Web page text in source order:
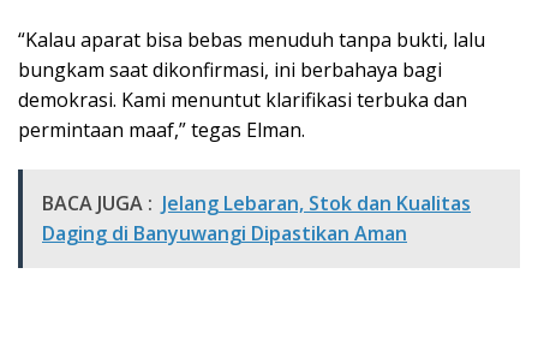
“Kalau aparat bisa bebas menuduh tanpa bukti, lalu
bungkam saat dikonfirmasi, ini berbahaya bagi
demokrasi. Kami menuntut klarifikasi terbuka dan
permintaan maaf,” tegas Elman.
BACA JUGA : Jelang Lebaran, Stok dan Kualitas
Daging di Banyuwangi Dipastikan Aman